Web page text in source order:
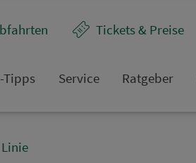
Tickets & Preise
Tipps Service Rat­ge­ber
Linie